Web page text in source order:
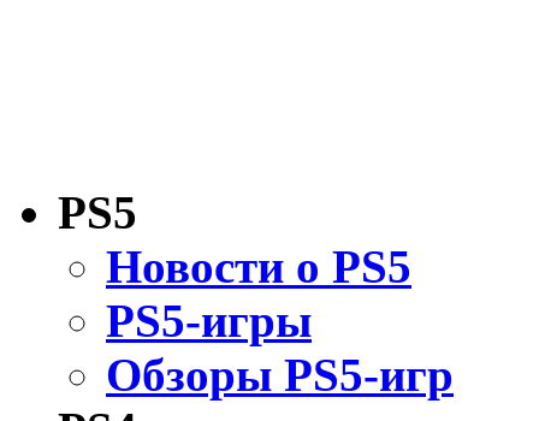
PS5
Новости о PS5
PS5-игры
Обзоры PS5-игр